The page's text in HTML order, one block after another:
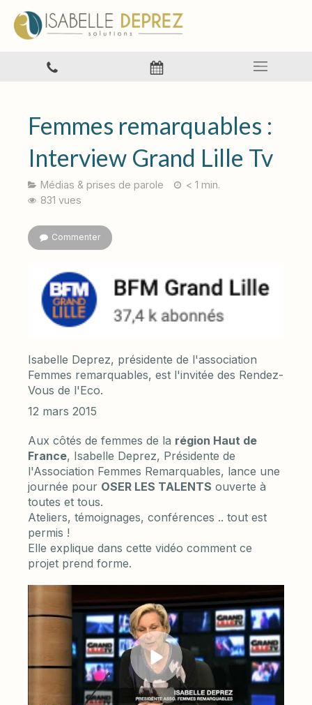
Femmes remarquables :
Interview Grand Lille Tv
Médias & prises de parole
< 1 min.
831 vues
Commenter
Isabelle Deprez, présidente de l'association
Femmes remarquables, est l'invitée des Rendez-
Vous de l'Eco.
12 mars 2015
Aux côtés de femmes de la région Haut de
France, Isabelle Deprez, Présidente de
l'Association Femmes Remarquables, lance une
journée pour OSER LES TALENTS ouverte à
toutes et tous.
Ateliers, témoignages, conférences .. tout est
permis !
Elle explique dans cette vidéo comment ce
projet prend forme.